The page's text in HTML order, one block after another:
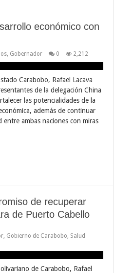
económico con
Gobernador 0 2,212
Carabobo, Rafael Lacava
de la delegación China
las potencialidades de la
además de continuar
ambas naciones con miras
de recuperar
de Puerto Cabello
Gobierno de Carabobo Salud
de Carabobo, Rafael